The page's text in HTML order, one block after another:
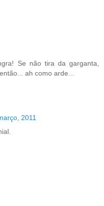
Se não tira da garganta,
ah como arde...
2011